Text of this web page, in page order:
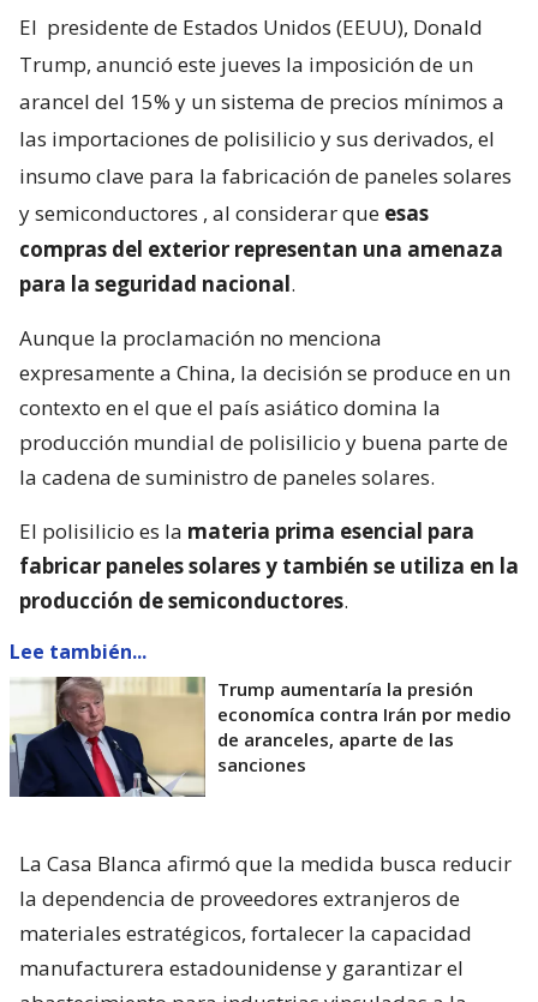
El presidente de Estados Unidos (EEUU), Donald
Trump, anunció este jueves la imposición de un
arancel del 15% y un sistema de precios mínimos a
las importaciones de polisilicio y sus derivados, el
insumo clave para la fabricación de paneles solares
y semiconductores , al considerar que esas
compras del exterior representan una amenaza
para la seguridad nacional.
Aunque la proclamación no menciona
expresamente a China, la decisión se produce en un
contexto en el que el país asiático domina la
producción mundial de polisilicio y buena parte de
la cadena de suministro de paneles solares.
El polisilicio es la materia prima esencial para
fabricar paneles solares y también se utiliza en la
producción de semiconductores.
Lee también...
Trump aumentaría la presión
economíca contra Irán por medio
de aranceles, aparte de las
sanciones
La Casa Blanca afirmó que la medida busca reducir
la dependencia de proveedores extranjeros de
materiales estratégicos, fortalecer la capacidad
manufacturera estadounidense y garantizar el